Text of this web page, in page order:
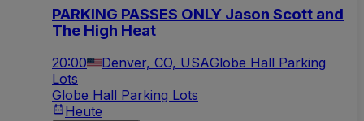
PARKING PASSES ONLY Jason Scott and
The High Heat
20:00 Denver, CO, USAGlobe Hall Parking
Lots
Globe Hall Parking Lots
Heute